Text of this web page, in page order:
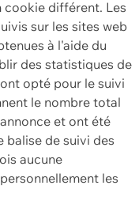
cookie différent. Les
sur les sites web
à l'aide du
des statistiques de
opté pour le suivi
le nombre total
et ont été
balise de suivi des
aucune
les